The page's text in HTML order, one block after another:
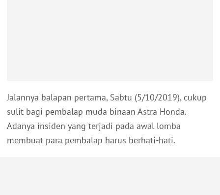
Jalannya balapan pertama, Sabtu (5/10/2019), cukup
sulit bagi pembalap muda binaan Astra Honda.
Adanya insiden yang terjadi pada awal lomba
membuat para pembalap harus berhati-hati.